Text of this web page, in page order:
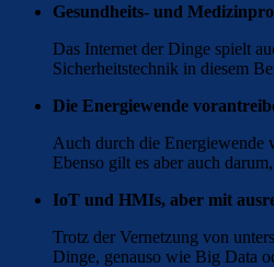
Gesundheits- und
Das Internet der Dinge spielt
Sicherheitstechnik in diesem
Die Energiewende
Auch durch die Energiewende
Ebenso gilt es aber auch
IoT und HMIs, aber mit
Trotz der Vernetzung von
Dinge, genauso wie Big Data